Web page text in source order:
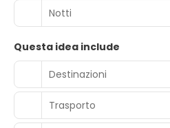
Notti
Questa idea include
Destinazioni
Trasporto